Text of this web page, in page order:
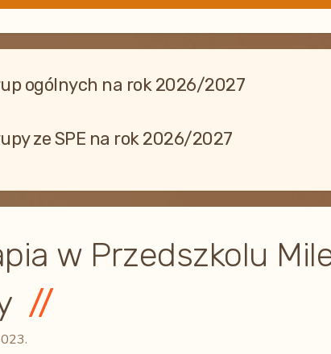
ogólnych na rok 2026/2027
ze SPE na rok 2026/2027
w Przedszkolu
.